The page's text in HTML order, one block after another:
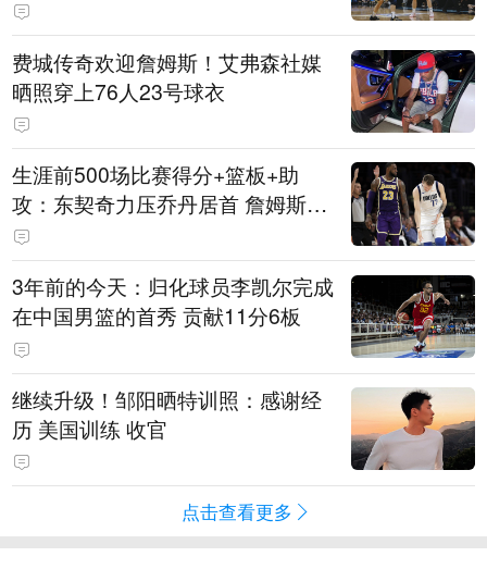
费城传奇欢迎詹姆斯！艾弗森社媒
晒照穿上76人23号球衣
生涯前500场比赛得分+篮板+助
攻：东契奇力压乔丹居首 詹姆斯第
六
3年前的今天：归化球员李凯尔完成
在中国男篮的首秀 贡献11分6板
继续升级！邹阳晒特训照：感谢经
历 美国训练 收官
点击查看更多